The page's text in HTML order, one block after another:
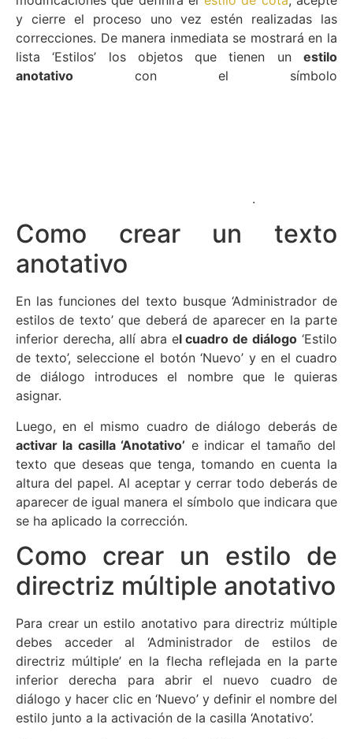
y cierre el proceso uno vez estén realizadas las
correcciones. De manera inmediata se mostrará en la
lista ‘Estilos’ los objetos que tienen un estilo
anotativo con el símbolo
.
Como crear un texto
anotativo
En las funciones del texto busque ‘Administrador de
estilos de texto’ que deberá de aparecer en la parte
inferior derecha, allí abra el cuadro de diálogo ‘Estilo
de texto’, seleccione el botón ‘Nuevo’ y en el cuadro
de diálogo introduces el nombre que le quieras
asignar.
Luego, en el mismo cuadro de diálogo deberás de
activar la casilla ‘Anotativo’ e indicar el tamaño del
texto que deseas que tenga, tomando en cuenta la
altura del papel. Al aceptar y cerrar todo deberás de
aparecer de igual manera el símbolo que indicara que
se ha aplicado la corrección.
Como crear un estilo de
directriz múltiple anotativo
Para crear un estilo anotativo para directriz múltiple
debes acceder al ‘Administrador de estilos de
directriz múltiple’ en la flecha reflejada en la parte
inferior derecha para abrir el nuevo cuadro de
diálogo y hacer clic en ‘Nuevo’ y definir el nombre del
estilo junto a la activación de la casilla ‘Anotativo’.